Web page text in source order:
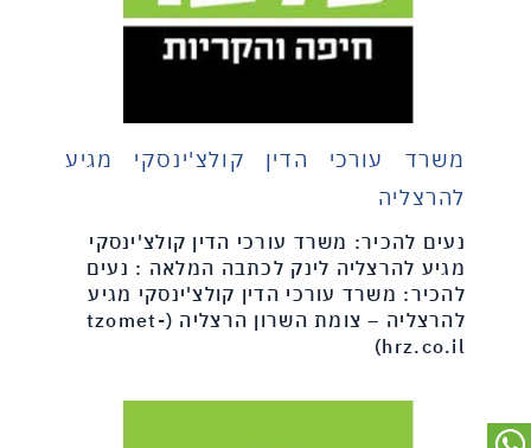
משרד עורכי הדין קולצ'ינסקי מגיע
להרצליה
נעים להכיר: משרד עורכי הדין קולצ'ינסקי
מגיע להרצליה לינק לכתבה המלאה : נעים
להכיר: משרד עורכי הדין קולצ'ינסקי מגיע
להרצליה – צומת השרון הרצליה (tzomet-
hrz.co.il)